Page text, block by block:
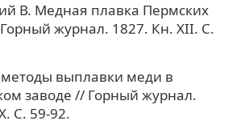
В. Медная плавка Пермских
журнал. 1827. Кн. XII. С.
выплавки меди в
заводе // Горный журнал.
С. 59-92.